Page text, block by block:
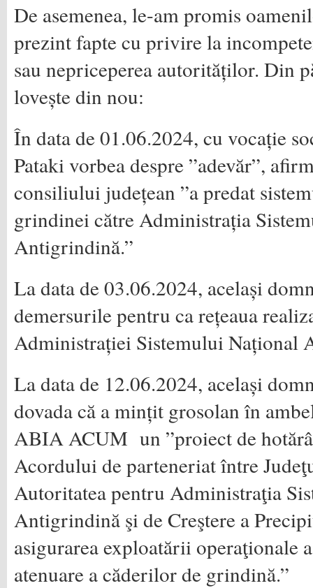
De asemenea, le-am promis
prezint fapte cu privire la
sau nepriceperea autorităților. Din
lovește din nou:
În data de 01.06.2024, cu vocație
Pataki vorbea despre ”adevăr”,
consiliului județean ”a predat
grindinei către Administrația
Antigrindină.”
La data de 03.06.2024, același
demersurile pentru ca rețeaua
Administrației Sistemului Național
La data de 12.06.2024, același
dovada că a mințit grosolan în
ABIA ACUM un ”proiect de
Acordului de parteneriat între
Autoritatea pentru Administraţia
Antigrindină şi de Creştere a
asigurarea exploatării operaţionale
atenuare a căderilor de grindină.”